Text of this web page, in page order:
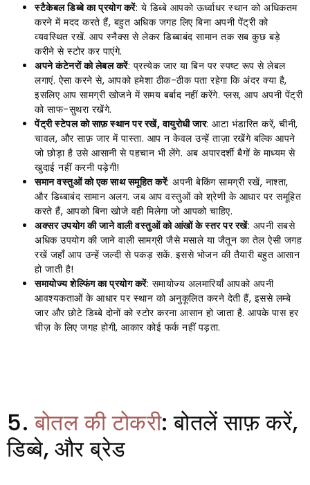
स्टैकेबल डिब्बे का प्रयोग करें: ये डिब्बे आपको ऊर्ध्वाधर स्थान को अधिकतम
करने में मदद करते हैं, बहुत अधिक जगह लिए बिना अपनी पेंट्री को
व्यवस्थित रखें. आप स्नैक्स से लेकर डिब्बाबंद सामान तक सब कुछ बड़े
करीने से स्टोर कर पाएंगे.
अपने कंटेनरों को लेबल करें: प्रत्येक जार या बिन पर स्पष्ट रूप से लेबल
लगाएं. ऐसा करने से, आपको हमेशा ठीक-ठीक पता रहेगा कि अंदर क्या है,
इसलिए आप सामग्री खोजने में समय बर्बाद नहीं करेंगे. प्लस, आप अपनी पेंट्री
को साफ-सुथरा रखेंगे.
पेंट्री स्टेपल को साफ़ स्थान पर रखें, वायुरोधी जार: आटा भंडारित करें, चीनी,
चावल, और साफ़ जार में पास्ता. आप न केवल उन्हें ताज़ा रखेंगे बल्कि आपने
जो छोड़ा है उसे आसानी से पहचान भी लेंगे. अब अपारदर्शी बैगों के माध्यम से
खुदाई नहीं करनी पड़ेगी!
समान वस्तुओं को एक साथ समूहित करें: अपनी बेकिंग सामग्री रखें, नाश्ता,
और डिब्बाबंद सामान अलग. जब आप वस्तुओं को श्रेणी के आधार पर समूहित
करते हैं, आपको बिना खोजे वही मिलेगा जो आपको चाहिए.
अक्सर उपयोग की जाने वाली वस्तुओं को आंखों के स्तर पर रखें: अपनी सबसे
अधिक उपयोग की जाने वाली सामग्री जैसे मसाले या जैतून का तेल ऐसी जगह
रखें जहाँ आप उन्हें जल्दी से पकड़ सकें. इससे भोजन की तैयारी बहुत आसान
हो जाती है!
समायोज्य शेल्फिंग का प्रयोग करें: समायोज्य अलमारियाँ आपको अपनी
आवश्यकताओं के आधार पर स्थान को अनुकूलित करने देती हैं, इससे लम्बे
जार और छोटे डिब्बे दोनों को स्टोर करना आसान हो जाता है. आपके पास हर
चीज़ के लिए जगह होगी, आकार कोई फर्क नहीं पड़ता.
5.बोतल की टोकरी: बोतलें साफ़ करें,
डिब्बे, और ब्रेड